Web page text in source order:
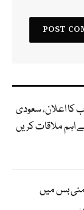
کا اعلان، سعودی
اہم ملاقات کریں
بس میں